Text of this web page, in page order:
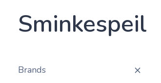
Sminkespeil
Brands